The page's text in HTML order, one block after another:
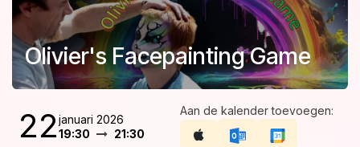
Olivier's Facepainting Game
22januari 2026
19:30
21:30
Aan de kalender toevoegen: